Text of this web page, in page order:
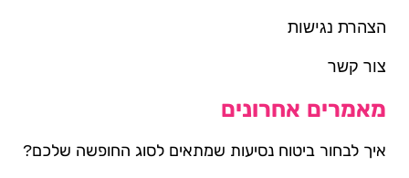
הצהרת נגישות
צור קשר
מאמרים אחרונים
איך לבחור ביטוח נסיעות שמתאים לסוג החופשה שלכם?